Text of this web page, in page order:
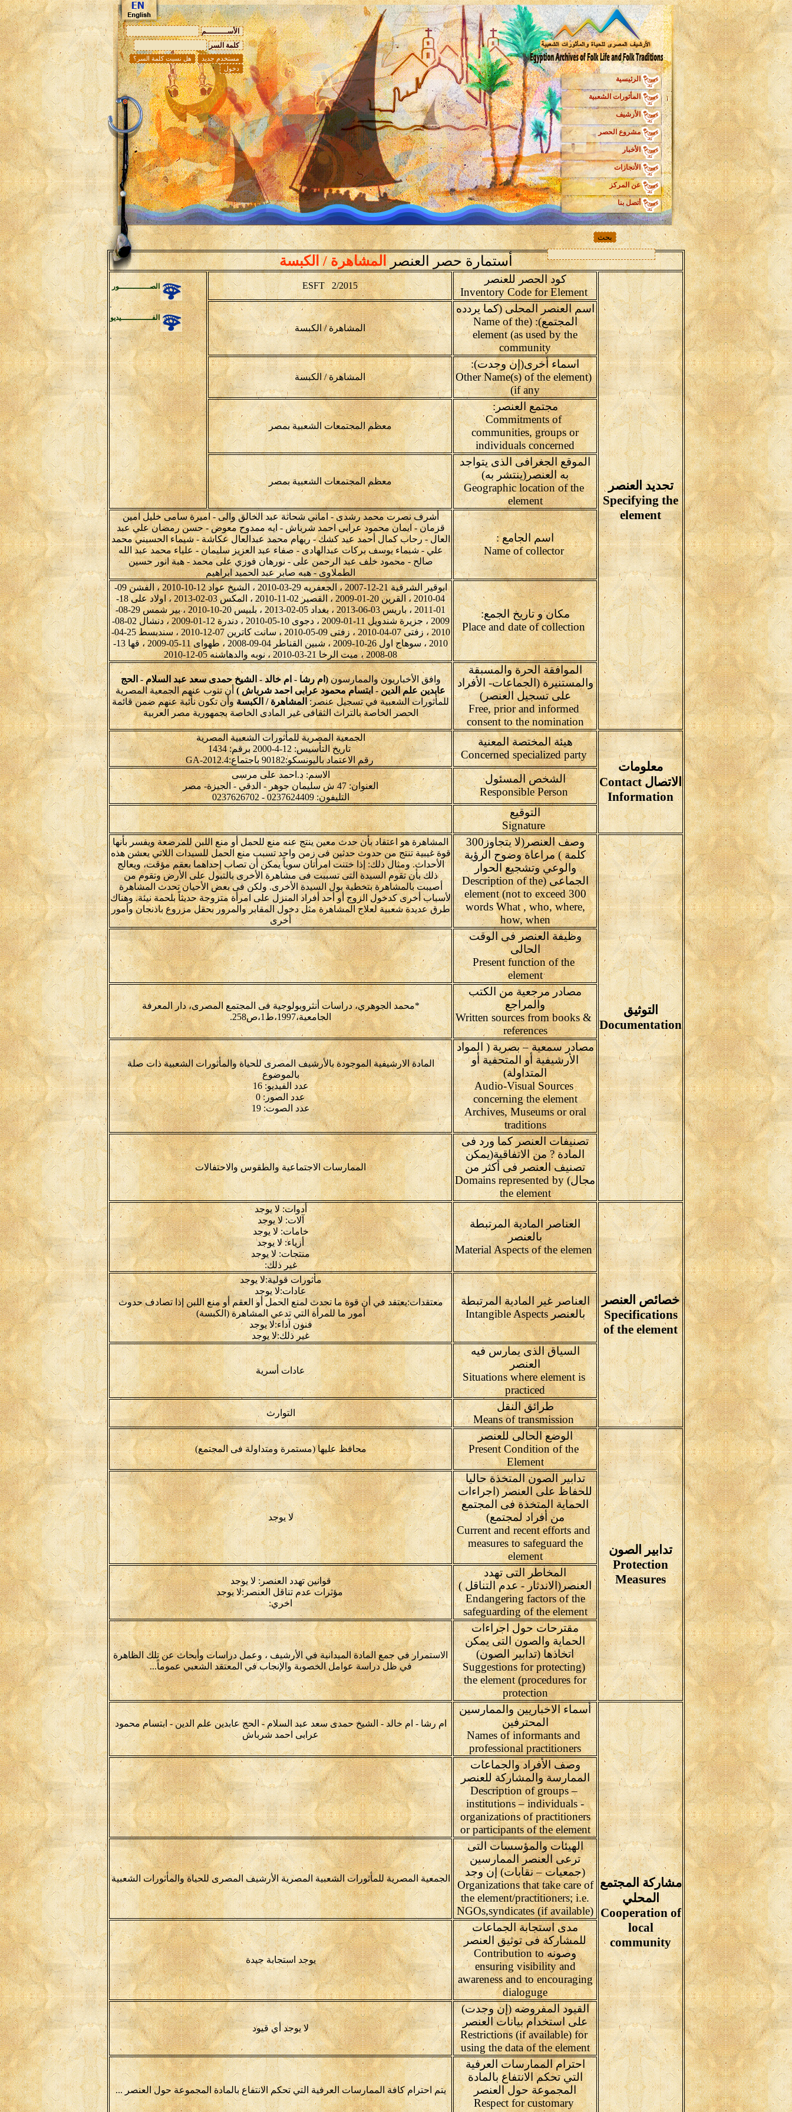
الأســـــــــم
كلمة السر
الرئيسية
المأثورات الشعبية
الأرشيف
مشروع الحصر
الأخبار
الأنجازات
عن المركز
أتصل بنا
أستمارة حصر العنصرالمشاهرة / الكبسة
تحديد العنصر
Specifying the
element
كود الحصر للعنصر
Inventory Code for Element
ESFT 2/2015 الصـــــــــــــور
الفـــــــــــــيديو
اسم العنصر المحلى (كما يردده
المجتمع): (Name of the
element (as used by the
community
المشاهرة / الكبسة
اسماء أخرى(إن وجدت):
(Other Name(s) of the element
(if any
المشاهرة / الكبسة
مجتمع العنصر:
Commitments of
communities, groups or
individuals concerned
معظم المجتمعات الشعبية بمصر
الموقع الجغرافى الذى يتواجد
به العنصر(ينتشر به)
Geographic location of the
element
معظم المجتمعات الشعبية بمصر
اسم الجامع :
Name of collector
أشرف نصرت محمد رشدى - اماني شحاتة عبد الخالق والى - اميرة سامى خليل امين
قزمان - ايمان محمود عرابى احمد شرباش - ايه ممدوح معوض - حسن رمضان علي عبد
العال - رحاب كمال أحمد عيد كشك - ريهام محمد عبدالعال عكاشة - شيماء الحسيني محمد
علي - شيماء يوسف بركات عبدالهادى - صفاء عبد العزيز سليمان - علياء محمد عبد الله
صالح - محمود خلف عبد الرحمن على - نورهان فوزي على محمد - هبة انور حسين
الطملاوى - هبه صابر عبد الحميد ابراهيم
مكان و تاريخ الجمع:
Place and date of collection
ابوقير الشرقية 21-12-2007 ، الجعفريه 29-03-2010 ، الشيخ عواد 12-10-2010 ، الفشن 09-
04-2010 ، القرين 20-01-2009 ، القصير 02-11-2010 ، المكس 03-02-2013 ، اولاد على 18-
01-2011 ، باريس 03-06-2013 ، بغداد 05-02-2013 ، بلبيس 20-10-2010 ، بير شمس 29-08-
2009 ، جزيرة شندويل 11-01-2009 ، دجوى 10-05-2010 ، دندرة 12-01-2009 ، دنشال 02-08-
2010 ، زفتى 07-04-2010 ، زفتى 09-05-2010 ، سانت كاترين 07-12-2010 ، سندبسط 25-04-
2010 ، سوهاج اول 26-10-2009 ، شبين القناطر 04-09-2008 ، طهواى 11-05-2009 ، قها 13-
08-2008 ، ميت الرخا 21-03-2010 ، نوبه والدهاشنه 05-12-2010
الموافقة الحرة والمسبقة
والمستنيرة (الجماعات- الأفراد
على تسجيل العنصر)
Free, prior and informed
consent to the nomination
وافق الأخباريون والممارسون(ام رشا - ام خالد - الشيخ حمدى سعد عبد السلام - الحج
عابدين علم الدين - ابتسام محمود عرابى احمد شرباش )أن تنوب عنهم الجمعية المصرية
للمأثورات الشعبية في تسجيل عنصر:المشاهرة / الكبسةوأن تكون نأئبة عنهم ضمن قائمة
الحصر الخاصة بالتراث الثقافى غير المادى الخاصة بجمهورية مصر العربية
معلومات
الاتصال Contact
Information
هيئة المختصة المعنية
Concerned specialized party
الجمعية المصرية للمأثورات الشعبية المصرية
تاريخ التأسيس: 12-4-2000 برقم: 1434
رقم الاعتماد باليونسكو:90182 باجتماع:4.GA-2012
الشخص المسئول
Responsible Person
الاسم: د.احمد على مرسى
العنوان: 47 ش سليمان جوهر - الدقي - الجيزة- مصر
التليفون: 0237624409 - 0237626702
التوقيع
Signature
التوثيق
Documentation
وصف العنصر(لا يتجاوز300
كلمة ) مراعاة وضوح الرؤية
والوعي وتشجيع الحوار
الجماعى (Description of the
element (not to exceed 300
words What , who, where,
how, when
المشاهرة هو اعتقاد بأن حدث معين ينتج عنه منع للحمل أو منع اللبن للمرضعة ويفسر بأنها
قوة غيبية تنتج من حدوث حدثين فى زمن واحد تسبب منع الحمل للسيدات اللاتي يعشن هذه
الأحداث. ومثال ذلك: إذا ختنت امرأتان سوياً يمكن أن تصاب إحداهما بعقم مؤقت، ويعالج
ذلك بأن تقوم السيدة التى تسببت فى مشاهرة الأخرى بالتبول على الأرض وتقوم من
أصيبت بالمشاهرة بتخطية بول السيدة الأخرى. ولكن فى بعض الأحيان تحدث المشاهرة
لأسباب أخرى كدخول الزوج أو أحد أفراد المنزل على امرأة متزوجة حديثاً بلحمة نيئة. وهناك
طرق عديدة شعبية لعلاج المشاهرة مثل دخول المقابر والمرور بحقل مزروع باذنجان وأمور
أخرى
وظيفة العنصر فى الوقت
الحالى
Present function of the
element
مصادر مرجعية من الكتب
والمراجع
Written sources from books &
references
*محمد الجوهري، دراسات أنثروبولوجية فى المجتمع المصرى، دار المعرفة
الجامعية،1997،ط1،ص258.
مصادر سمعية – بصرية ( المواد
الأرشيفية أو المتحفية أو
المتداولة)
Audio-Visual Sources
concerning the element
Archives, Museums or oral
traditions
المادة الارشيفية الموجودة بالأرشيف المصرى للحياة والمأثورات الشعبية ذات صلة
بالموضوع
عدد الفيديو: 16
عدد الصور: 0
عدد الصوت: 19
تصنيفات العنصر كما ورد فى
المادة ? من الاتفاقية(يمكن
تصنيف العنصر فى أكثر من
مجال) Domains represented by
the element
الممارسات الاجتماعية والطقوس والاحتفالات
خصائص العنصر
Specifications
of the element
العناصر المادية المرتبطة
بالعنصر
Material Aspects of the elemen
أدوات: لا يوجد
آلات: لا يوجد
خامات: لا يوجد
أزياء: لا يوجد
منتجات: لا يوجد
غير ذلك:
العناصر غير المادية المرتبطة
بالعنصر Intangible Aspects
مأثورات قولية:لا يوجد
عادات:لا يوجد
معتقدات:يعتقد في أن قوة ما تحدث لمنع الحمل أو العقم أو منع اللبن إذا تصادف حدوث
أمور ما للمرأة التي تدعي المشاهرة (الكبسة)
فنون آداء:لا يوجد
غير ذلك:لا يوجد
السياق الذى يمارس فيه
العنصر
Situations where element is
practiced
عادات أسرية
طرائق النقل
Means of transmission
التوارث
تدابير الصون
Protection
Measures
الوضع الحالى للعنصر
Present Condition of the
Element
محافظ عليها (مستمرة ومتداولة فى المجتمع)
تدابير الصون المتخذة حاليا
للحفاظ على العنصر (اجراءات
الحماية المتخذة فى المجتمع
من أفراد لمجتمع)
Current and recent efforts and
measures to safeguard the
element
لا يوجد
المخاطر التى تهدد
العنصر(الاندثار - عدم التناقل )
Endangering factors of the
safeguarding of the element
قوانين تهدد العنصر: لا يوجد
مؤثرات عدم تناقل العنصر:لا يوجد
اخري:
مقترحات حول اجراءات
الحماية والصون التى يمكن
اتخاذها (تدابير الصون)
(Suggestions for protecting
the element (procedures for
protection
الاستمرار في جمع المادة الميدانية في الأرشيف ، وعمل دراسات وأبحاث عن تلك الظاهرة
في ظل دراسة عوامل الخصوبة والإنجاب في المعتقد الشعبي عموماً...
مشاركة المجتمع
المحلي
Cooperation of
local
community
أسماء الاخباريين والممارسين
المحترفين
Names of informants and
professional practitioners
ام رشا - ام خالد - الشيخ حمدى سعد عبد السلام - الحج عابدين علم الدين - ابتسام محمود
عرابى احمد شرباش
وصف الأفراد والجماعات
الممارسة والمشاركة للعنصر
Description of groups –
institutions – individuals -
organizations of practitioners
or participants of the element
الهيئات والمؤسسات التى
ترعى العنصر الممارسين
(جمعيات – نقابات) إن وجد
Organizations that take care of
the element/practitioners; i.e.
NGOs,syndicates (if available)
الجمعية المصرية للمأثورات الشعبية المصرية الأرشيف المصرى للحياة والمأثورات الشعبية
مدى استجابة الجماعات
للمشاركة فى توثيق العنصر
وصونه Contribution to
ensuring visibility and
awareness and to encouraging
dialoguge
يوجد استجابة جيدة
القيود المفروضه (إن وجدت)
على استخدام بيانات العنصر
Restrictions (if available) for
using the data of the element
لا يوجد أي قيود
احترام الممارسات العرفية
التي تحكم الانتفاع بالمادة
المجموعة حول العنصر
Respect for customary
يتم احترام كافة الممارسات العرفية التي تحكم الانتفاع بالمادة المجموعة حول العنصر ...